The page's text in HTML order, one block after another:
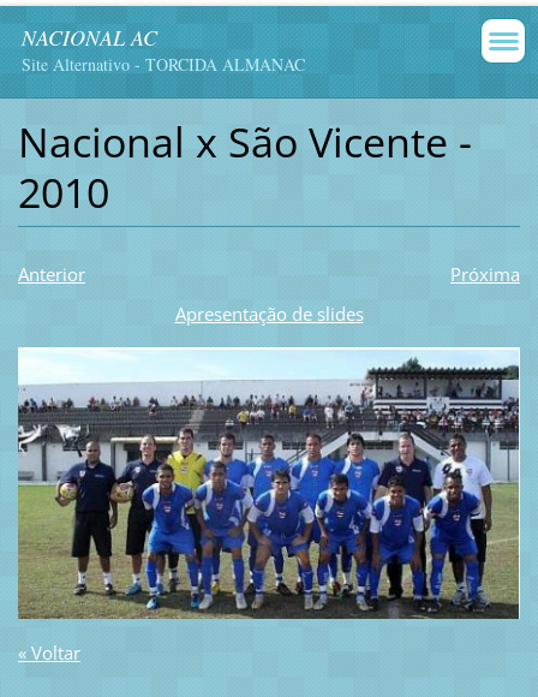
NACIONAL AC
Site Alternativo - TORCIDA ALMANAC
Nacional x São Vicente -
2010
Anterior
Próxima
Apresentação de slides
« Voltar